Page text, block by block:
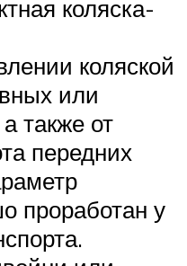
коляска-
коляской
или
также от
передних
проработан у